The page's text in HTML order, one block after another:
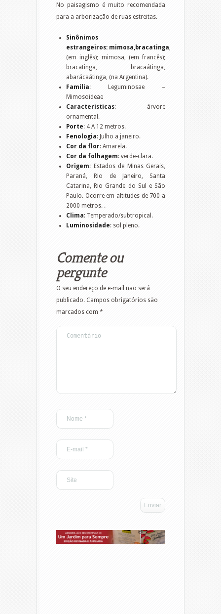
No paisagismo é muito recomendada
para a arborização de ruas estreitas.
Sinônimos
estrangeiros: mimosa,bracatinga
(em inglês); mimosa, (em francês);
bracatinga, bracaátinga,
abarácaátinga, (na Argentina).
Família: Leguminosae –
Mimosoideae
Características: árvore
ornamental.
Porte: 4 A 12 metros.
Fenologia: Julho a janeiro.
Cor da flor: Amarela.
Cor da folhagem: verde-clara.
Origem: Estados de Minas Gerais,
Paraná, Rio de Janeiro, Santa
Catarina, Rio Grande do Sul e São
Paulo. Ocorre em altitudes de 700 a
2000 metros. .
Clima: Temperado/subtropical.
Luminosidade: sol pleno.
Comente ou
pergunte
O seu endereço de e-mail não será
publicado. Campos obrigatórios são
marcados com *